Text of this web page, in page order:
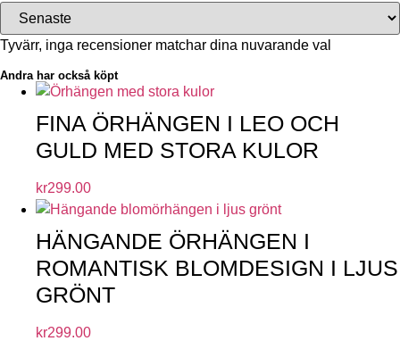
Tyvärr, inga recensioner matchar dina nuvarande val
Andra har också köpt
FINA ÖRHÄNGEN I LEO OCH
GULD MED STORA KULOR
kr299.00
HÄNGANDE ÖRHÄNGEN I
ROMANTISK BLOMDESIGN I LJUS
GRÖNT
kr299.00